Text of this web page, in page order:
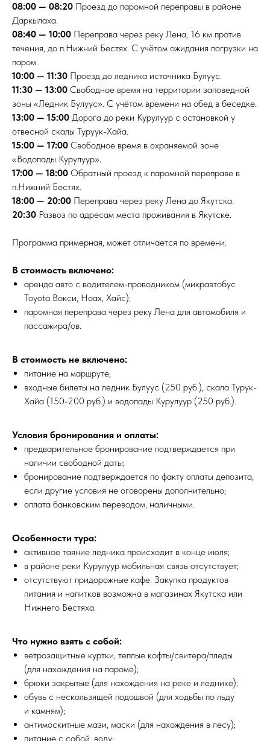
08:00 — 08:20 Проезд до паромной переправы в районе
Даркылаха.
08:40 — 10:00 Переправа через реку Лена, 16 км против
течения, до п.Нижний Бестях. С учётом ожидания погрузки на
паром.
10:00 — 11:30 Проезд до ледника источника Булуус.
11:30 — 13:00 Свободное время на территории заповедной
зоны «Ледник Булуус». С учётом времени на обед в беседке.
13:00 — 15:00 Дорога до реки Курулуур с остановкой у
отвесной скалы Туруук-Хайа.
15:00 — 17:00 Свободное время в охраняемой зоне
«Водопады Курулуур».
17:00 — 18:00 Обратный проезд к паромной переправе в
п.Нижний Бестях.
18:00 — 20:00 Переправа через реку Лена до Якутска.
20:30 Развоз по адресам места проживания в Якутске.
Программа примерная, может отличается по времени.
В стоимость включено:
аренда авто с водителем-проводником (микравтобус
Toyota Вокси, Ноах, Хайс);
паромная переправа через реку Лена для автомобиля и
пассажира/ов.
В стоимость не включено:
питание на маршруте;
входные билеты на ледник Булуус (250 руб.), скала Турук-
Хайа (150-200 руб.) и водопады Курулуур (250 руб.).
Условия бронирования и оплаты:
предварительное бронирование подтверждается при
наличии свободной даты;
бронирование подтверждается по факту оплаты депозита,
если другие условия не оговорены дополнительно;
оплата банковским переводом, наличными.
Особенности тура:
активное таяние ледника происходит в конце июля;
в районе реки Курулуур мобильная связь отсутствует;
отсутствуют придорожные кафе. Закупка продуктов
питания и напитков возможна в магазинах Якутска или
Нижнего Бестяха.
Что нужно взять с собой:
ветрозащитные куртки, теплые кофты/свитера/пледы
(для нахождения на пароме);
брюки закрытые (для нахождения на реке и леднике);
обувь с нескользящей подошвой (для ходьбы по льду
и камням);
антимоскитные мази, маски (для нахождения в лесу);
питание с собой, воду;